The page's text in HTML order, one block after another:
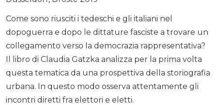
Come sono riusciti i tedeschi e gli italiani nel
dopoguerra e dopo le dittature fasciste a trovare un
collegamento verso la democrazia rappresentativa?
Il libro di Claudia Gatzka analizza per la prima volta
questa tematica da una prospettiva della storiografia
urbana. In questo modo osserva attentamente gli
incontri diretti fra elettori e eletti.